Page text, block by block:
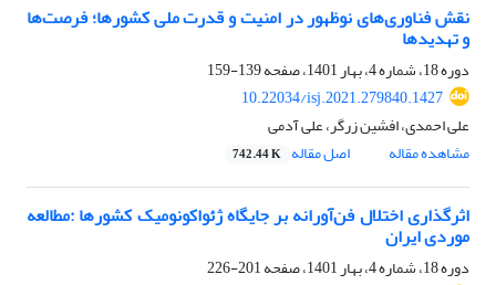
نقش فناوری‌های نوظهور در امنیت و قدرت ملی کشورها؛ فرصت‌ها
و تهدیدها
دوره 18، شماره 4، بهار 1401، صفحه
139-159
10.22034/isj.2021.279840.1427
علی احمدی، افشین زرگر، علی آدمی
مشاهده مقاله
اصل مقاله 742.44 K
اثرگذاری اختلال فن‌آورانه بر جایگاه ژئواکونومیک کشورها :مطالعه
موردی ایران
دوره 18، شماره 4، بهار 1401، صفحه
201-226